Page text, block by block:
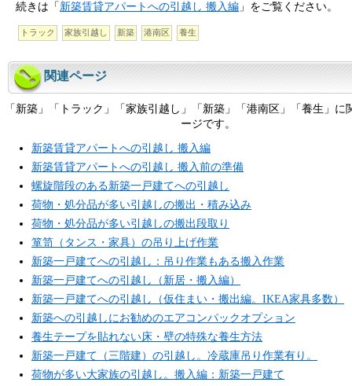
続きは「 新築賃貸アパートへの引越し 搬入編 」をご覧ください。
トラック 家族引越し 新築 港南区 養生
関連ページ
「新築」「トラック」「家族引越し」「新築」「港南区」「養生」に
ージです。
新築賃貸アパートへの引越し 搬入編
新築賃貸アパートへの引越し 搬入前の準備
螺旋階段のある新築一戸建てへの引越し
荷物・処分品が多い引越しの搬出・積み込み
荷物・処分品が多い引越しの搬出段取り
箪笥（タンス・家具）の吊り上げ作業
新築一戸建てへの引越し：吊り作業もある搬入作業
新築一戸建てへの引越し（新居・搬入編）
新築一戸建てへの引越し（仮住まい・搬出編。IKEA家具多数）
新築への引越しにお勧めのエアコンパックオプション
養生テープを貼れない床・壁の特殊な養生方法
新築一戸建て（三階建）の引越し。冷蔵庫吊り作業有り。
荷物が多い大家族の引越し。搬入編：新築一戸建て